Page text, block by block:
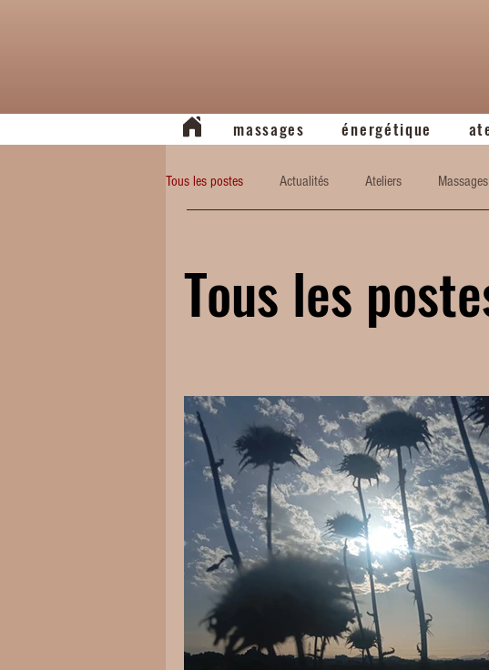
massages énergétique
Tous les postes Actualités Ateliers Massages
Tous les